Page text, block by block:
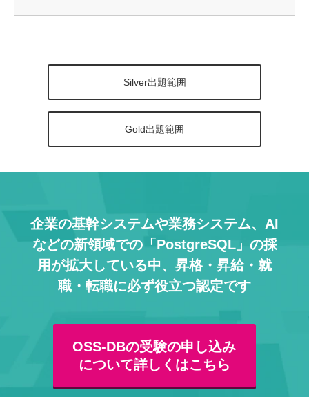
Silver出題範囲
Gold出題範囲
企業の基幹システムや業務システム、AI
などの新領域での「PostgreSQL」の採
用が拡大している中、 昇格・昇給・就
職・転職に必ず役立つ認定です
OSS-DBの受験の申し込み
について詳しくはこちら